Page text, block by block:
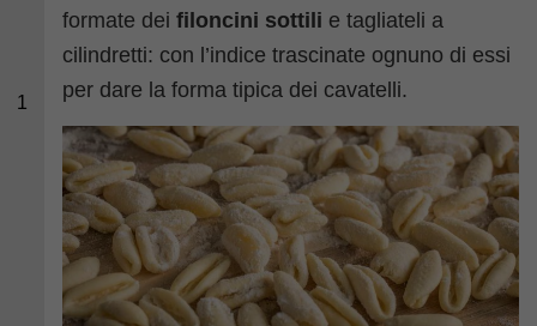
1
formate deifiloncini sottili e tagliateli a
cilindretti: con l’indice trascinate ognuno di essi
per dare la forma tipica dei cavatelli.